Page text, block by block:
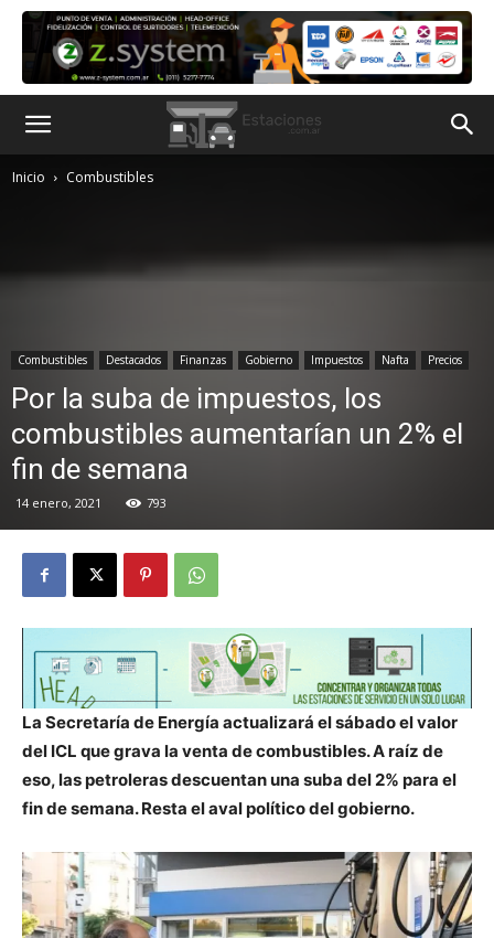
Inicio Combustibles
Combustibles Destacados Finanzas Gobierno Impuestos Nafta Precios
Por la suba de impuestos, los
combustibles aumentarían un 2% el
fin de semana
14 enero, 2021 793
La Secretaría de Energía actualizará el sábado el valor
del ICL que grava la venta de combustibles. A raíz de
eso, las petroleras descuentan una suba del 2% para el
fin de semana. Resta el aval político del gobierno.